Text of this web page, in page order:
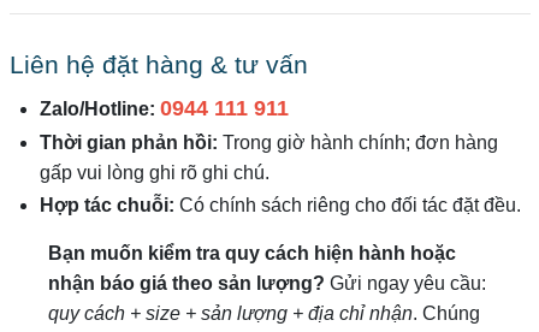
Liên hệ đặt hàng & tư vấn
Zalo/Hotline: 0944 111 911
Thời gian phản hồi: Trong giờ hành chính; đơn hàng
gấp vui lòng ghi rõ ghi chú.
Hợp tác chuỗi: Có chính sách riêng cho đối tác đặt đều.
Bạn muốn kiểm tra quy cách hiện hành hoặc
nhận báo giá theo sản lượng? Gửi ngay yêu cầu:
quy cách + size + sản lượng + địa chỉ nhận. Chúng